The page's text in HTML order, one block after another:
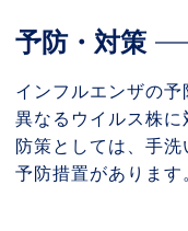
予防・対策
インフルエンザの
異なるウイルス株
防策としては、手
予防措置があります